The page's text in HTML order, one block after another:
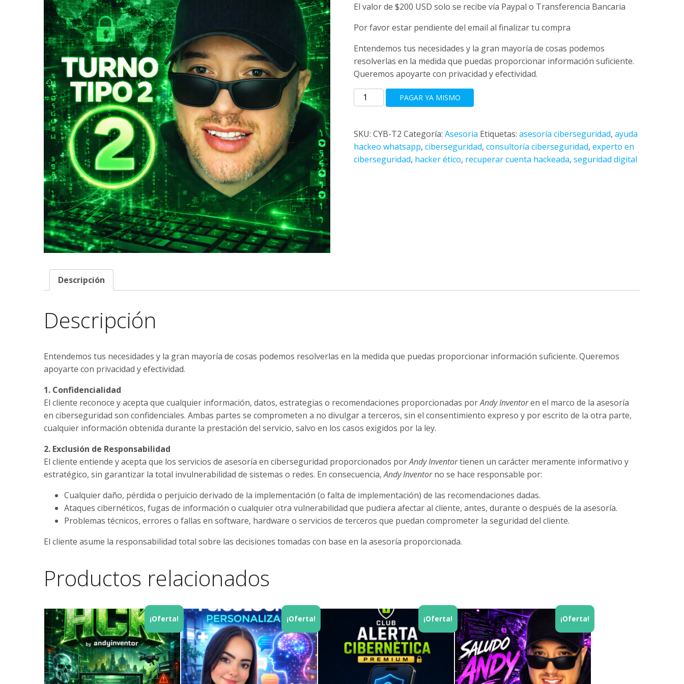
precio
original
era:
$ 250.
precio
actual
es:
$ 200.
El valor de $200 USD solo se recibe vía Paypal o Transferencia Bancaria
Por favor estar pendiente del email al finalizar tu compra
Entendemos tus necesidades y la gran mayoría de cosas podemos
resolverlas en la medida que puedas proporcionar información suficiente.
Queremos apoyarte con privacidad y efectividad.
Asesoría
en
Rapida
–
Turno
PAGAR YA MISMO
SKU:CYB-T2 Categoría:Asesoria Etiquetas:asesoría ciberseguridad,ayuda
hackeo whatsapp,ciberseguridad,consultoría ciberseguridad,experto en
ciberseguridad, hacker ético, recuperar cuenta hackeada,seguridad digital
Descripción
Descripción
Entendemos tus necesidades y la gran mayoría de cosas podemos resolverlas en la medida que puedas proporcionar información suficiente. Queremos
apoyarte con privacidad y efectividad.
1. Confidencialidad
El cliente reconoce y acepta que cualquier información, datos, estrategias o recomendaciones proporcionadas porAndy Inventoren el marco de la asesoría
en ciberseguridad son confidenciales. Ambas partes se comprometen a no divulgar a terceros, sin el consentimiento expreso y por escrito de la otra parte,
cualquier información obtenida durante la prestación del servicio, salvo en los casos exigidos por la ley.
2. Exclusión de Responsabilidad
El cliente entiende y acepta que los servicios de asesoría en ciberseguridad proporcionados porAndy Inventortienen un carácter meramente informativo y
estratégico, sin garantizar la total invulnerabilidad de sistemas o redes. En consecuencia,Andy Inventorno se hace responsable por:
Cualquier daño, pérdida o perjuicio derivado de la implementación (o falta de implementación) de las recomendaciones dadas.
Ataques cibernéticos, fugas de información o cualquier otra vulnerabilidad que pudiera afectar al cliente, antes, durante o después de la asesoría.
Problemas técnicos, errores o fallas en software, hardware o servicios de terceros que puedan comprometer la seguridad del cliente.
El cliente asume la responsabilidad total sobre las decisiones tomadas con base en la asesoría proporcionada.
Productos relacionados
¡Oferta! ¡Oferta! ¡Oferta! ¡Oferta!